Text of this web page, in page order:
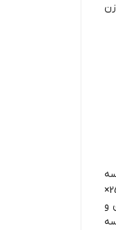
سه
مدل معمولی، نظامی و ختایی تولید می‌شدند که عمدتاً از آجر نظامی با ابعاد 50×50× 50 و آجر ختایی با ابعاد 25×
و
استاندارد ملی شماره 7 موسسه